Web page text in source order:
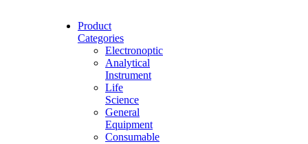
Product
Categories
Electronoptic
Analytical
Instrument
Life
Science
General
Equipment
Consumable